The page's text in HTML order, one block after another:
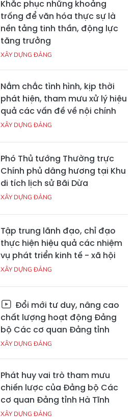
Khắc phục những khoảng
trống để văn hóa thực sự là
nền tảng tinh thần, động lực
tăng trưởng
XÂY DỰNG ĐẢNG
Nắm chắc tình hình, kịp thời
phát hiện, tham mưu xử lý hiệu
quả các vấn đề về nội chính
XÂY DỰNG ĐẢNG
Phó Thủ tướng Thường trực
Chính phủ dâng hương tại Khu
di tích lịch sử Bãi Dừa
XÂY DỰNG ĐẢNG
Tập trung lãnh đạo, chỉ đạo
thực hiện hiệu quả các nhiệm
vụ phát triển kinh tế - xã hội
XÂY DỰNG ĐẢNG
Đổi mới tư duy, nâng cao
chất lượng hoạt động Đảng
bộ Các cơ quan Đảng tỉnh
XÂY DỰNG ĐẢNG
Phát huy vai trò tham mưu
chiến lược của Đảng bộ Các
cơ quan Đảng tỉnh Hà Tĩnh
XÂY DỰNG ĐẢNG